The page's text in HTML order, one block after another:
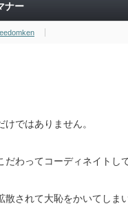
ナー
ではありません。
わってコーディネイトし
されて大恥をかいてしまい